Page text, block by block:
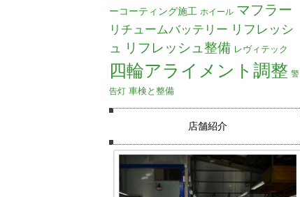
ーコーティング施工 ホイール マフラー
リチュームバッテリー リフレッシ
ュ
リフレッシュ整備 レヴィテック
四輪アライメント調整 警
告灯 車検と整備
店舗紹介